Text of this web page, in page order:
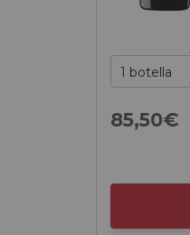
85,50€